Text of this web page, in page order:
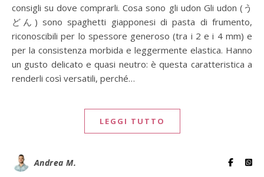
consigli su dove comprarli. Cosa sono gli udon Gli udon (う
どん) sono spaghetti giapponesi di pasta di frumento,
riconoscibili per lo spessore generoso (tra i 2 e i 4 mm) e
per la consistenza morbida e leggermente elastica. Hanno
un gusto delicato e quasi neutro: è questa caratteristica a
renderli così versatili, perché…
LEGGI TUTTO
Andrea M.